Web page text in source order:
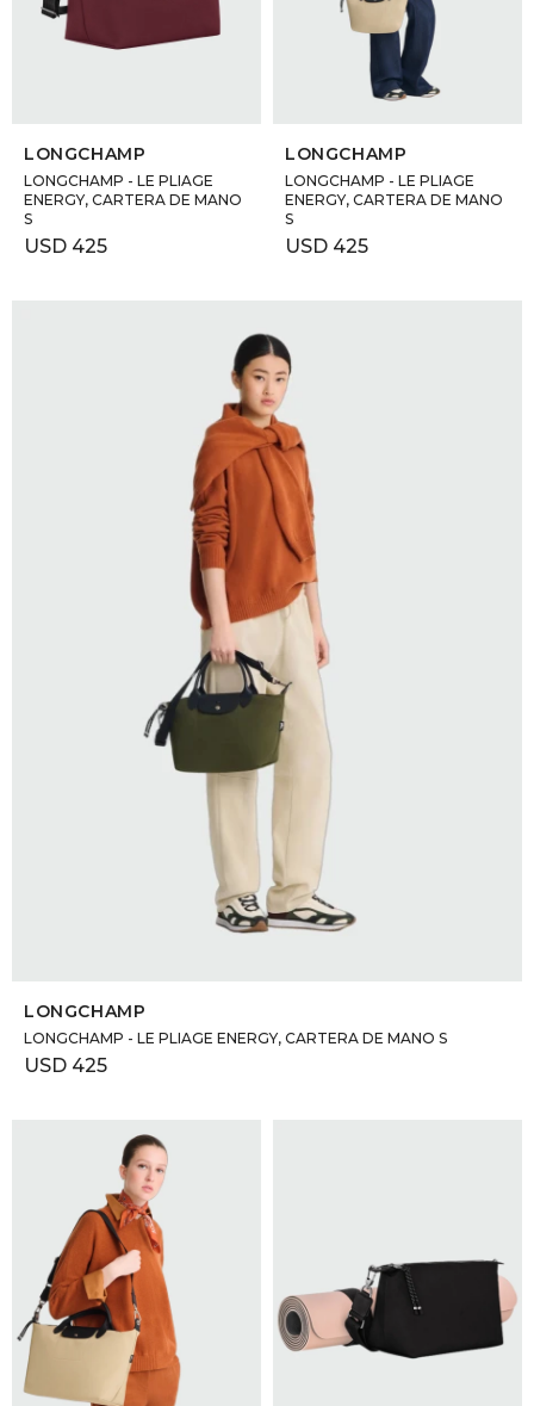
LONGCHAMP
LONGCHAMP - LE PLIAGE
ENERGY, CARTERA DE MANO
S
USD 425
LONGCHAMP
LONGCHAMP - LE PLIAGE
ENERGY, CARTERA DE MANO
S
USD 425
LONGCHAMP
LONGCHAMP - LE PLIAGE ENERGY, CARTERA DE MANO S
USD 425